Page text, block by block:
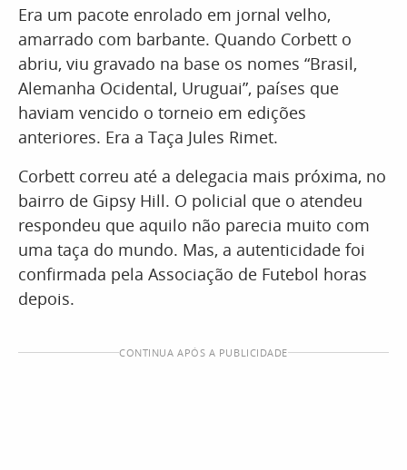
Era um pacote enrolado em jornal velho,
amarrado com barbante. Quando Corbett o
abriu, viu gravado na base os nomes “Brasil,
Alemanha Ocidental, Uruguai”, países que
haviam vencido o torneio em edições
anteriores. Era a Taça Jules Rimet.
Corbett correu até a delegacia mais próxima, no
bairro de Gipsy Hill. O policial que o atendeu
respondeu que aquilo não parecia muito com
uma taça do mundo. Mas, a autenticidade foi
confirmada pela Associação de Futebol horas
depois.
CONTINUA APÓS A PUBLICIDADE